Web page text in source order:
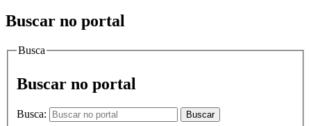
Buscar no portal
Busca
Buscar no portal
Busca: Buscar